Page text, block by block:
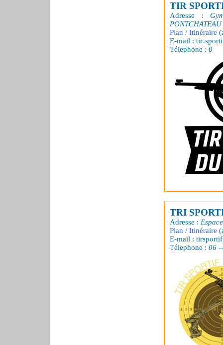
TIR
Adresse :
PONTCHATEAU
Plan / Itinéraire
E-mail : tir
Télephone : 0
TRI
Adresse :
Plan / Itinéraire
E-mail :
Télephone : 06